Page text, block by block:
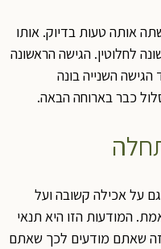
אותה טעות בדיוק. אותו
לחלוטין. הגישה הראשונה
השנייה בונה
כבר בארוחה הבאה.
על אכילה קשובה ועל
המודעות הזו היא תנאי
שאתם מודעים לכך שאתם